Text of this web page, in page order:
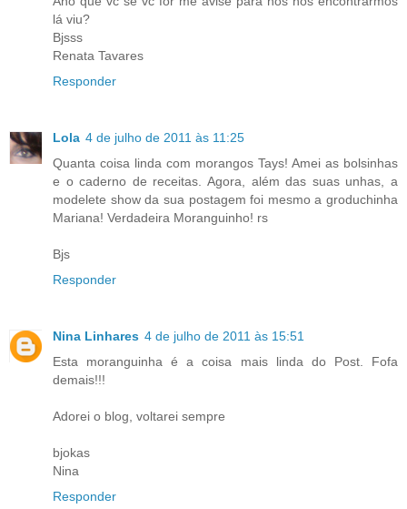
lá viu?
Bjsss
Renata Tavares
Responder
Lola 4 de julho de 2011 às 11:25
Quanta coisa linda com morangos Tays! Amei as bolsinhas
e o caderno de receitas. Agora, além das suas unhas, a
modelete show da sua postagem foi mesmo a groduchinha
Mariana! Verdadeira Moranguinho! rs
Bjs
Responder
Nina Linhares 4 de julho de 2011 às 15:51
Esta moranguinha é a coisa mais linda do Post. Fofa
demais!!!
Adorei o blog, voltarei sempre
bjokas
Nina
Responder